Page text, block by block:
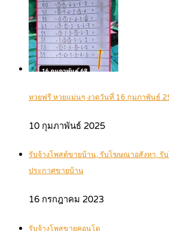
หวยฟรี หวยแม่นๆ งวดวันที่ 16 กุมภาพันธ์
10 กุมภาพันธ์ 2025
รับจ้างโพสต์ขายบ้าน, รับโฆษณาอสังหา, รั
ประกาศขายบ้าน
16 กรกฎาคม 2023
รับจ้างโพสขายคอนโด